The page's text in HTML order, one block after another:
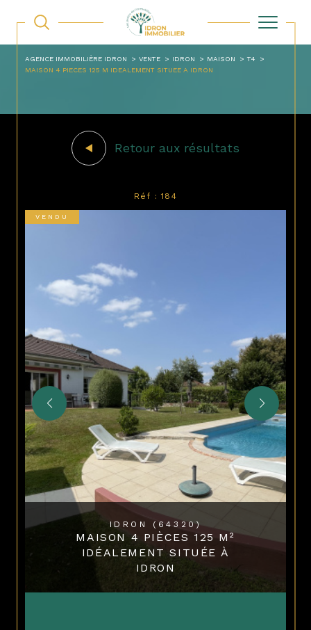
AGENCE IMMOBILIÈRE IDRON VENTE IDRON MAISON
T4
MAISON 4 PIECES 125 M IDEALEMENT SITUEE A IDRON
Retour aux résultats
Réf : 184
VENDU
IDRON (64320)
MAISON 4 PIÈCES 125 M²
IDÉALEMENT SITUÉE À
IDRON